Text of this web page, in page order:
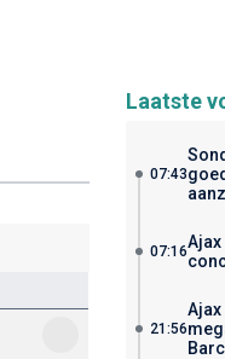
Laatste
07:43
07:16Ajax
21:56